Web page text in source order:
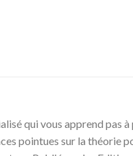
qui vous apprend pas à
pointues sur la théorie